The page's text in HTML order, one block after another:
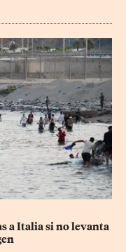
a Italia si no levanta